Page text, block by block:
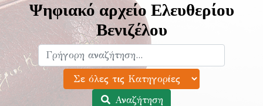
Ψηφιακό αρχείο Ελευθερίου
Βενιζέλου
Αναζήτηση